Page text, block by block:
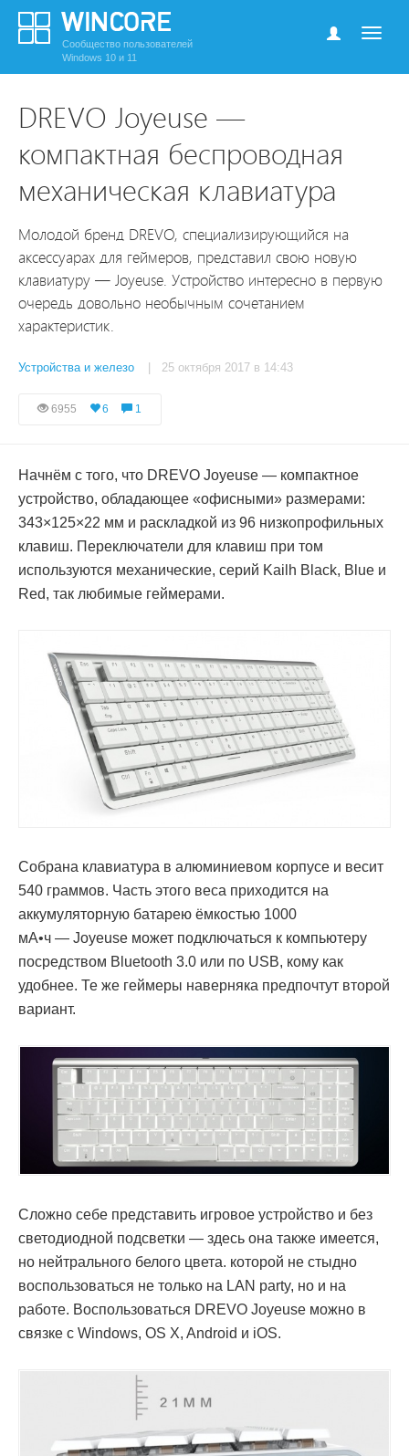
Сообщество пользователей
Windows 10 и 11
DREVO Joyeuse —
компактная беспроводная
механическая клавиатура
Молодой бренд DREVO, специализирующийся на
аксессуарах для геймеров, представил свою новую
клавиатуру — Joyeuse. Устройство интересно в первую
очередь довольно необычным сочетанием
характеристик.
Устройства и железо | 25 октября 2017 в 14:43
6955 6 1
Начнём с того, что DREVO Joyeuse — компактное
устройство, обладающее «офисными» размерами:
343×125×22 мм и раскладкой из 96 низкопрофильных
клавиш. Переключатели для клавиш при том
используются механические, серий Kailh Black, Blue и
Red, так любимые геймерами.
Собрана клавиатура в алюминиевом корпусе и весит
540 граммов. Часть этого веса приходится на
аккумуляторную батарею ёмкостью 1000
мА•ч — Joyeuse может подключаться к компьютеру
посредством Bluetooth 3.0 или по USB, кому как
удобнее. Те же геймеры наверняка предпочтут второй
вариант.
Сложно себе представить игровое устройство и без
светодиодной подсветки — здесь она также имеется,
но нейтрального белого цвета. которой не стыдно
воспользоваться не только на LAN party, но и на
работе. Воспользоваться DREVO Joyeuse можно в
связке с Windows, OS X, Android и iOS.